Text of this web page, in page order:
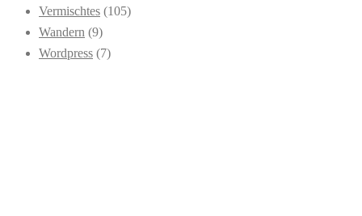
Vermischtes (105)
Wandern (9)
Wordpress (7)